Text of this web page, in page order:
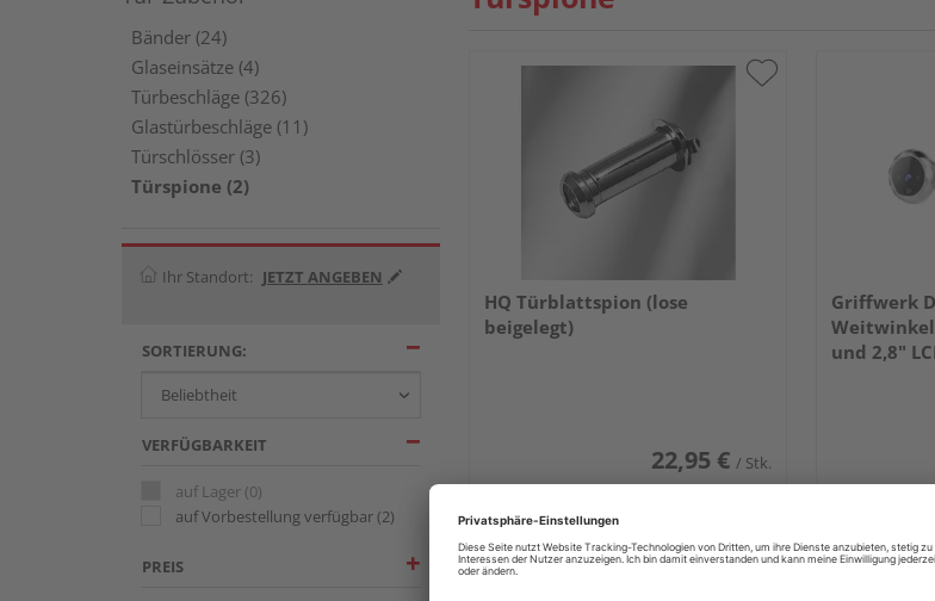
Bänder (24)
Glaseinsätze (4)
Türbeschläge (326)
Glastürbeschläge (11)
Türschlösser (3)
Türspione (2)
Ihr Standort: JETZT ANGEBEN
SORTIERUNG:
VERFÜGBARKEIT
auf Lager (0)
auf Vorbestellung verfügbar(2)
PREIS
HQ Türblattspion (lose
beigelegt)
22,95 € / Stk.
Griffwerk
und 2,8"